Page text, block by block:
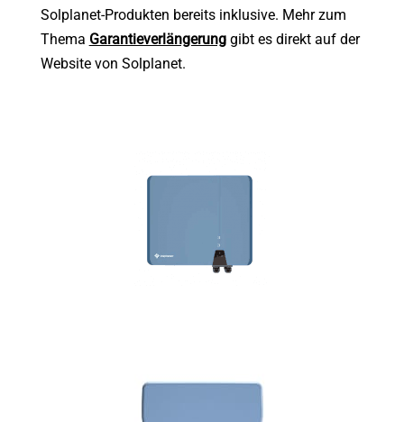
Solplanet-Produkten bereits inklusive. Mehr zum
Thema Garantieverlängerung gibt es direkt auf der
Website von Solplanet.